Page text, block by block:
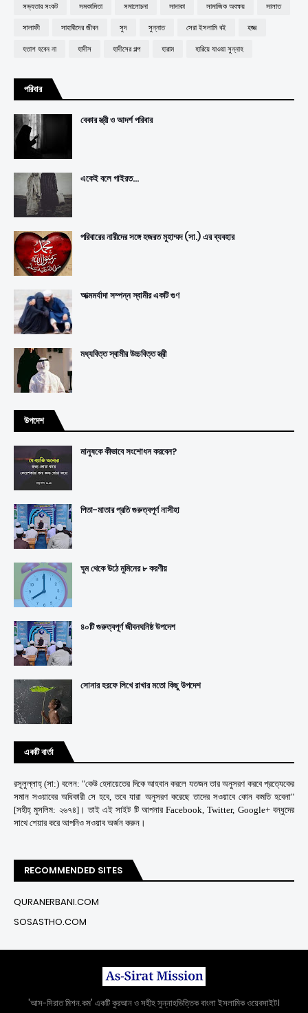
সভ্যতার সংকট
সমকামিতা সমালোচনা সাদাকা সামাজিক অবক্ষয়
সালাত
সালাফী
সাহাবীদের জীবন সুদ সুন্নাত সেরা ইসলামি বই
হজ্জ
হতাশ হবেন না
হাদীস হাদীসের গল্প হারাম হারিয়ে যাওয়া সুন্নাহ
পরিবার
বেকার স্ত্রী ও আদর্শ পরিবার
একেই বলে গাইরত...
পরিবারের নারীদের সঙ্গে হজরত মুহাম্মদ (সা.) এর ব্যবহার
আত্মমর্যাদা সম্পন্ন স্বামীর একটি গুণ
মধ্যবিত্ত স্বামীর উচ্চবিত্ত স্ত্রী
উপদেশ
মানুষকে কীভাবে সংশোধন করবেন?
পিতা-মাতার প্রতি গুরুত্বপূর্ণ নাসীহা
ঘুম থেকে উঠে মুমিনের ৮ করণীয়
৪০টি গুরুত্বপূর্ণ জীবনঘনিষ্ঠ উপদেশ
সোনার হরফে লিখে রাখার মতো কিছু উপদেশ
একটি বার্তা
রসূলুল্লাহ্ (সা:) বলেন: "কেউ হেদায়েতের দিকে আহবান করলে যতজন তার অনুসরণ করবে প্রত্যেকের
সমান সওয়াবের অধিকারী সে হবে, তবে যারা অনুসরণ করেছে তাদের সওয়াবে কোন কমতি হবেনা"
[সহীহ্ মুসলিম: ২৬৭৪]। তাই এই সাইট টি আপনার Facebook, Twitter, Google+ বন্ধুদের
সাথে শেয়ার করে আপনিও সওয়াব অর্জন করুন।
RECOMMENDED SITES
QURANERBANI.COM
SOSASTHO.COM
'আস-সিরাত মিশন.কম' একটি কুরআন ও সহীহ সুন্নাহভিত্তিক বাংলা ইসলামিক ওয়েবসাইট।